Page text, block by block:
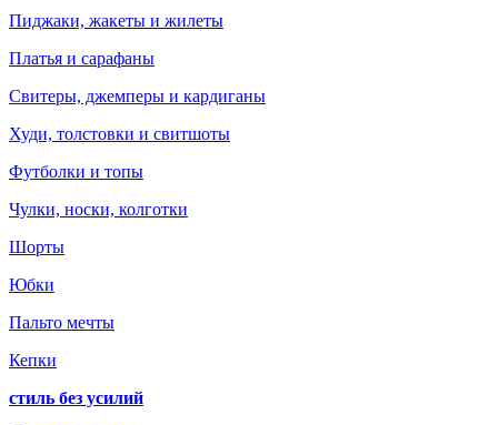
Пиджаки, жакеты и жилеты
Платья и сарафаны
Свитеры, джемперы и кардиганы
Худи, толстовки и свитшоты
Футболки и топы
Чулки, носки, колготки
Шорты
Юбки
Пальто мечты
Кепки
стиль без усилий